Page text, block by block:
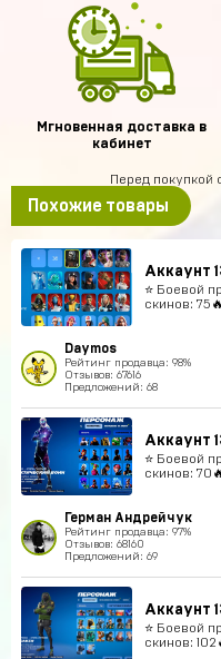
Мгновенная доставка в
кабинет
Перед покупкой
Похожие товары
Аккаунт
⭐️ Боевой
скинов:
Daymos
Рейтинг продавца: 98%
Отзывов: 67616
Предложений: 68
Аккаунт
⭐️ Боевой
скинов:
Герман Андрейчук
Рейтинг продавца: 97%
Отзывов: 68160
Предложений: 69
Аккаунт
⭐️ Боевой
скинов: